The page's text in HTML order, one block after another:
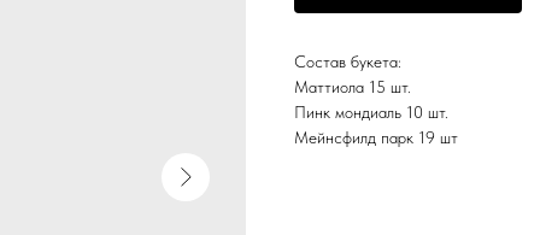
Состав букета:
Маттиола 15 шт.
Пинк мондиаль 10 шт.
Мейнсфилд парк 19 шт